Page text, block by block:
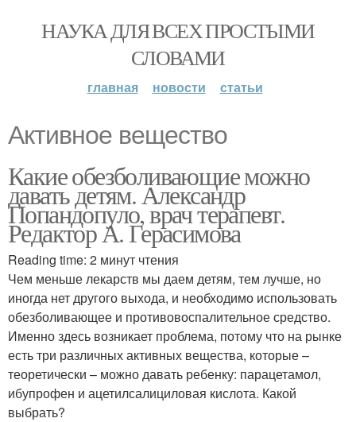
НАУКА ДЛЯ ВСЕХ ПРОСТЫМИ
СЛОВАМИ
главная новости статьи
Активное вещество
Какие обезболивающие можно
давать детям. Александр
Попандопуло, врач терапевт.
Редактор А. Герасимова
Reading time: 2 минут чтения
Чем меньше лекарств мы даем детям, тем лучше, но
иногда нет другого выхода, и необходимо использовать
обезболивающее и противовоспалительное средство.
Именно здесь возникает проблема, потому что на рынке
есть три различных активных вещества, которые –
теоретически – можно давать ребенку: парацетамол,
ибупрофен и ацетилсалициловая кислота. Какой
выбрать?